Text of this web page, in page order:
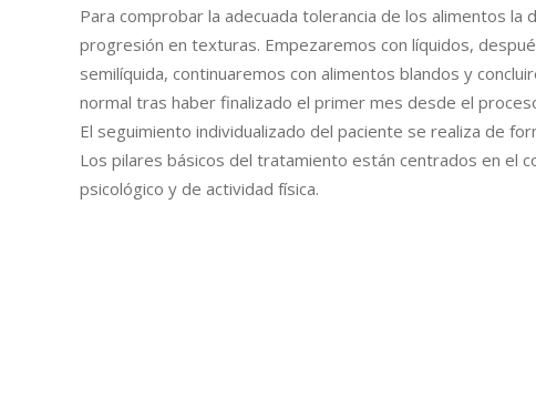
Para comprobar la adecuada tolerancia de los alimentos la
progresión en texturas. Empezaremos con líquidos,
semilíquida, continuaremos con alimentos blandos y
normal tras haber finalizado el primer mes desde el
El seguimiento individualizado del paciente se realiza de
Los pilares básicos del tratamiento están centrados en el
psicológico y de actividad física.